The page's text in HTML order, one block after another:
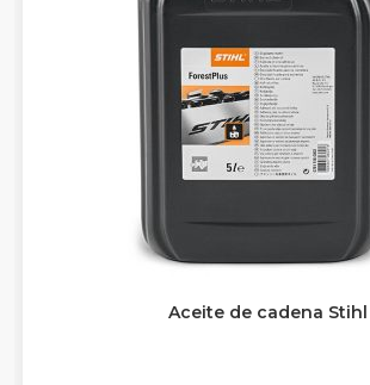
Aceite de cadena Stihl